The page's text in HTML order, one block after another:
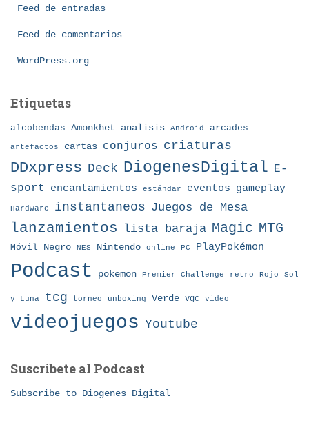
Feed de entradas
Feed de comentarios
WordPress.org
Etiquetas
alcobendas Amonkhet analisis Android arcades
artefactos cartas conjuros criaturas
DDxpress Deck DiogenesDigital E-
sport
encantamientos estándar eventos gameplay
Hardware instantaneos Juegos de Mesa
lanzamientos lista baraja Magic MTG
Móvil Negro NES Nintendo online PC PlayPokémon
Podcast pokemon Premier Challenge retro Rojo Sol
y Luna tcg torneo unboxing Verde vgc video
videojuegos Youtube
Suscribete al Podcast
Subscribe to Diogenes Digital